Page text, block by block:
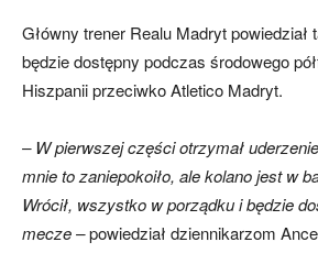
Główny trener Realu Madryt
będzie dostępny podczas środowego
Hiszpanii przeciwko Atletico Madryt.
– W pierwszej części otrzymał
mnie to zaniepokoiło, ale kolano jest w
Wrócił, wszystko w porządku i będzie
mecze –powiedział dziennikarzom